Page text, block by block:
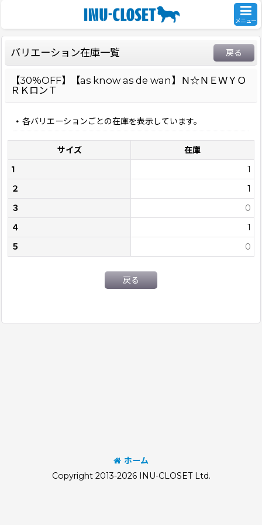
メニュー
バリエーション在庫一覧 戻る
【30％OFF】【as know as de wan】Ｎ☆ＮＥＷＹＯ
ＲＫロンＴ
各バリエーションごとの在庫を表示しています。
サイズ
在庫
1
1
２
1
３
0
４
1
５
0
戻る
ホーム
Copyright 2013-2026 INU-CLOSET Ltd.